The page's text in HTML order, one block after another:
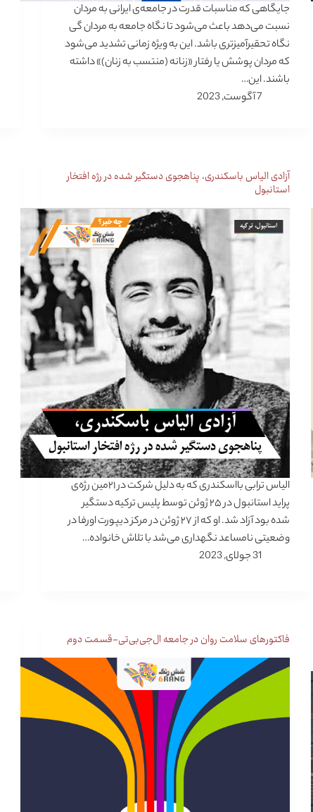
جایگاهی که مناسبات قدرت در جامعه‌ی ایرانی به مردان
نسبت می‌دهد باعث می‌شود تا نگاه جامعه به مردان گی
نگاه تحقیرآمیزتری باشد. این به ویژه زمانی تشدید می‌شود
که مردان پوشش یا رفتار «زنانه (منتسب به زنان)» داشته
باشند. این…
7 آگوست, 2023
آزادی الیاس باسکندری، پناهجوی دستگیر شده در رژه افتخار
استانبول
الیاس ترابی بااسکندری که به دلیل شرکت در ۲۱مین رژه‌ی
پراید استانبول در ۲۵ ژوئن توسط پلیس ترکیه دستگیر
شده بود آزاد شد. او که از ۲۷ ژوئن در مرکز دیپورت اورفا در
وضعیتی نامساعد نگهداری می‌شد با تلاش خانواده‌…
31 جولای, 2023
فاکتورهای سلامت روان در جامعه ال‌جی‌بی‌تی‌-قسمت دوم